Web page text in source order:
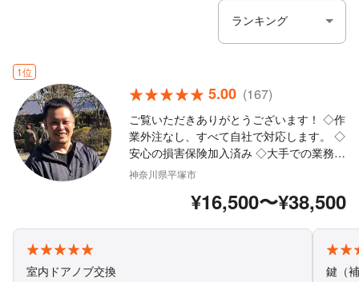
1位
5.00 (167)
ご覧いただきありがとうございます！ ◇作
業外注なし、すべて自社で対応します。 ◇
安心の損害保険加入済み ◇大手での業務経
験も豊富です！ ◇作業や仕上がりにご不満
営業時間外や対応地域外のご予約も相談・
お力になります！ぜひご相談ください。 ま
神奈川県平塚市
¥16,500〜¥38,500
室内ドアノブ交換 鍵（